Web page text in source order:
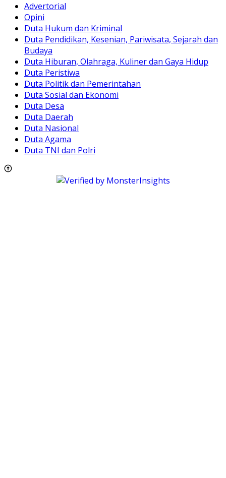
Advertorial
Opini
Duta Hukum dan Kriminal
Duta Pendidikan, Kesenian, Pariwisata, Sejarah dan
Budaya
Duta Hiburan, Olahraga, Kuliner dan Gaya Hidup
Duta Peristiwa
Duta Politik dan Pemerintahan
Duta Sosial dan Ekonomi
Duta Desa
Duta Daerah
Duta Nasional
Duta Agama
Duta TNI dan Polri